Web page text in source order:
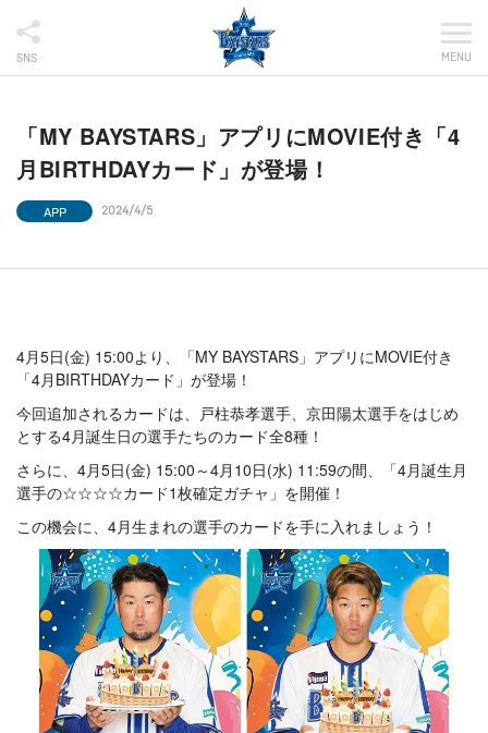
SNS MENU
「MY BAYSTARS」アプリにMOVIE付き「4
月BIRTHDAYカード」が登場！
APP 2024/4/5
4月5日(金) 15:00より、「MY BAYSTARS」アプリにMOVIE付き
「4月BIRTHDAYカード」が登場！
今回追加されるカードは、戸柱恭孝選手、京田陽太選手をはじめ
とする4月誕生日の選手たちのカード全8種！
さらに、4月5日(金) 15:00～4月10日(水) 11:59の間、「4月誕生月
選手の☆☆☆☆カード1枚確定ガチャ」を開催！
この機会に、4月生まれの選手のカードを手に入れましょう！